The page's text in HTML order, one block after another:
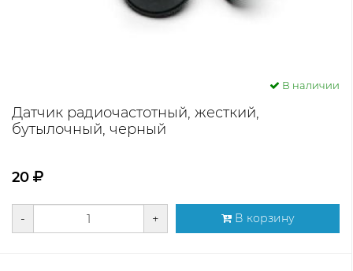
В наличии
Датчик радиочастотный, жесткий,
бутылочный, черный
20
- + В корзину